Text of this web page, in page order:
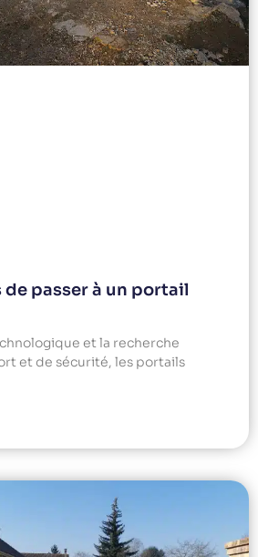
de passer à un portail
et la recherche
et de sécurité, les portails